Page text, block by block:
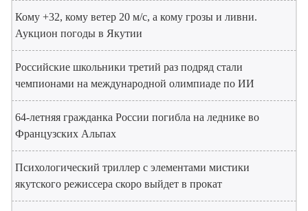
Кому +32, кому ветер 20 м/с, а кому грозы и ливни.
Аукцион погоды в Якутии
Российские школьники третий раз подряд стали
чемпионами на международной олимпиаде по ИИ
64-летняя гражданка России погибла на леднике во
Французских Альпах
Психологический триллер с элементами мистики
якутского режиссера скоро выйдет в прокат